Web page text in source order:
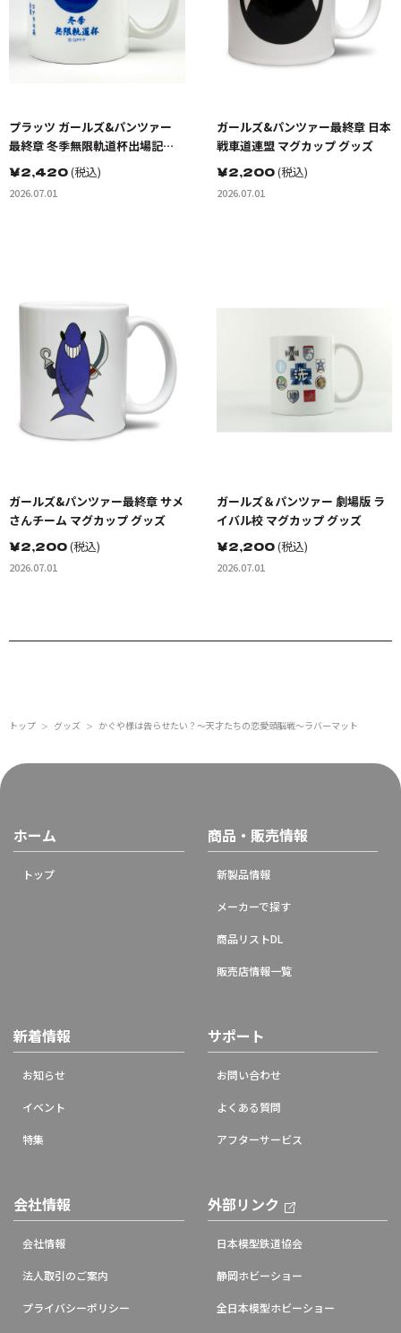
プラッツ ガールズ&パンツァー
最終章 冬季無限軌道杯出場記念
マグカップ グッズ
￥2,420(税込)
2026.07.01
ガールズ&パンツァー最終章 日本
戦車道連盟 マグカップ グッズ
￥2,200(税込)
2026.07.01
ガールズ&パンツァー最終章 サメ
さんチーム マグカップ グッズ
￥2,200(税込)
2026.07.01
ガールズ＆パンツァー 劇場版 ラ
イバル校 マグカップ グッズ
￥2,200(税込)
2026.07.01
トップ ＞ グッズ ＞ かぐや様は告らせたい？～天才たちの恋愛頭脳戦～ラバーマット
ホーム
トップ
商品・販売情報
新製品情報
メーカーで探す
商品リストDL
販売店情報一覧
新着情報
お知らせ
イベント
特集
サポート
お問い合わせ
よくある質問
アフターサービス
会社情報
会社情報
法人取引のご案内
プライバシーポリシー
外部リンク
日本模型鉄道協会
静岡ホビーショー
全日本模型ホビーショー